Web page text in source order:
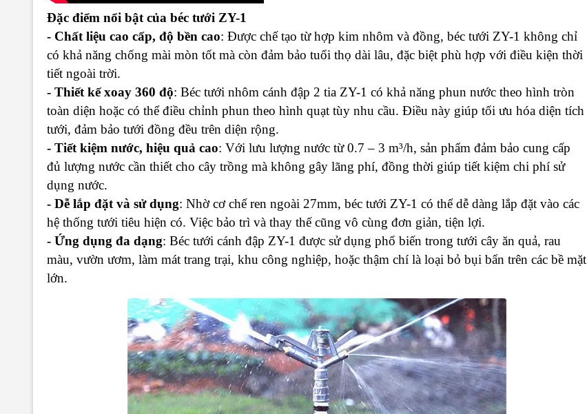
Đặc điểm nổi bật của béc tưới ZY-1
- Chất liệu cao cấp, độ bền cao: Được chế tạo từ hợp kim nhôm và đồng, béc tưới ZY-1 không chỉ
có khả năng chống mài mòn tốt mà còn đảm bảo tuổi thọ dài lâu, đặc biệt phù hợp với điều kiện thời
tiết ngoài trời.
- Thiết kế xoay 360 độ: Béc tưới nhôm cánh đập 2 tia ZY-1 có khả năng phun nước theo hình tròn
toàn diện hoặc có thể điều chỉnh phun theo hình quạt tùy nhu cầu. Điều này giúp tối ưu hóa diện tích
tưới, đảm bảo tưới đồng đều trên diện rộng.
- Tiết kiệm nước, hiệu quả cao: Với lưu lượng nước từ 0.7 – 3 m³/h, sản phẩm đảm bảo cung cấp
đủ lượng nước cần thiết cho cây trồng mà không gây lãng phí, đồng thời giúp tiết kiệm chi phí sử
dụng nước.
- Dễ lắp đặt và sử dụng: Nhờ cơ chế ren ngoài 27mm, béc tưới ZY-1 có thể dễ dàng lắp đặt vào các
hệ thống tưới tiêu hiện có. Việc bảo trì và thay thế cũng vô cùng đơn giản, tiện lợi.
- Ứng dụng đa dạng: Béc tưới cánh đập ZY-1 được sử dụng phổ biến trong tưới cây ăn quả, rau
màu, vườn ươm, làm mát trang trại, khu công nghiệp, hoặc thậm chí là loại bỏ bụi bẩn trên các bề mặt
lớn.